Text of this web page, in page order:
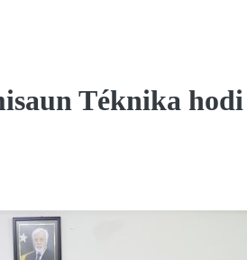
Téknika